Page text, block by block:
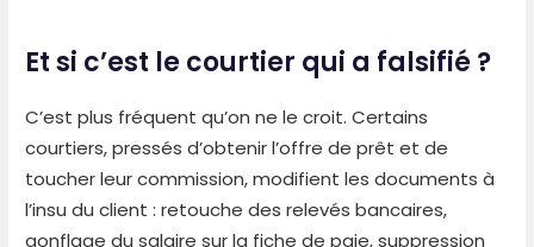
Et si c’est le courtier qui a falsifié ?
C’est plus fréquent qu’on ne le croit. Certains
courtiers, pressés d’obtenir l’offre de prêt et de
toucher leur commission, modifient les documents à
l’insu du client : retouche des relevés bancaires,
gonflage du salaire sur la fiche de paie, suppression